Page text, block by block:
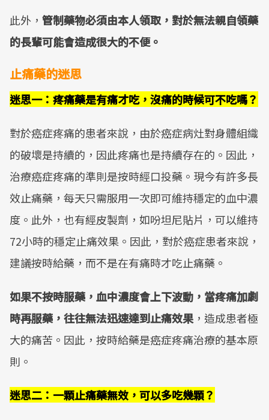
此外， 管制藥物必須由本人領取，對於無法親自領藥
的長輩可能會造成很大的不便。
止痛藥的迷思
迷思一：疼痛藥是有痛才吃，沒痛的時候可不吃嗎？
對於癌症疼痛的患者來說，由於癌症病灶對身體組織
的破壞是持續的，因此疼痛也是持續存在的。因此，
治療癌症疼痛的準則是按時經口投藥。現今有許多長
效止痛藥，每天只需服用一次即可維持穩定的血中濃
度。此外，也有經皮製劑，如吩坦尼貼片，可以維持
72小時的穩定止痛效果。因此，對於癌症患者來說，
建議按時給藥，而不是在有痛時才吃止痛藥。
如果不按時服藥，血中濃度會上下波動，當疼痛加劇
時再服藥，往往無法迅速達到止痛效果 ，造成患者極
大的痛苦。因此，按時給藥是癌症疼痛治療的基本原
則。
迷思二：一顆止痛藥無效，可以多吃幾顆？